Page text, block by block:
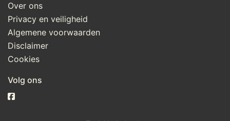
Over ons
Privacy en veiligheid
Algemene voorwaarden
Disclaimer
Cookies
Volg ons